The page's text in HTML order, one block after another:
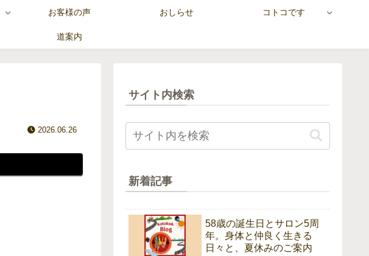
お客様の声 おしらせ コトコです
道案内
2026.06.26
サイト内検索
新着記事
58歳の誕生日とサロン5周
年。身体と仲良く生きる
日々と、夏休みのご案内